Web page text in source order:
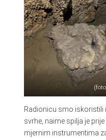
Radionicu smo iskoristili
svrhe, naime spilja je
mjernim instrumentima